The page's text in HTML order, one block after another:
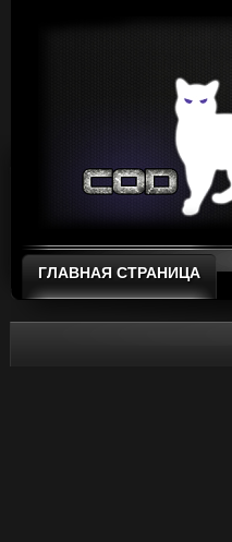
ГЛАВНАЯ СТРАНИЦА